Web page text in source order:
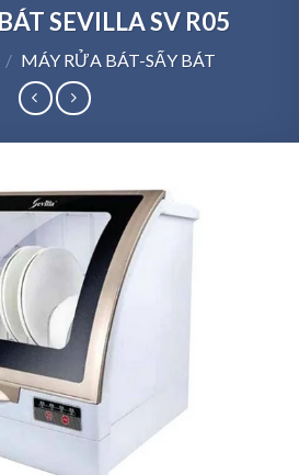
SEVILLA SV R05
/ MÁY RỬA BÁT-SẤY BÁT